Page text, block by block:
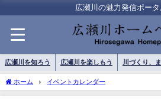
広瀬川の魅力発信ポータ
広瀬川を知ろう 広瀬川を楽しもう 川づくり、
ホーム イベントカレンダー
02:00
03:00